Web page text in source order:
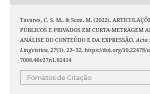
Tavares, C. S. M., & Scoz, M. (2022).
PÚBLICOS E PRIVADOS EM CURTA-METRAGEM
ANÁLISE DO CONTEÚDO E DA EXPRESSÃO.Acta
Lingvistica, 27(1), 23–32. https://doi.org/10.22478/
7006.46v27n1.62414
Fomatos de Citação